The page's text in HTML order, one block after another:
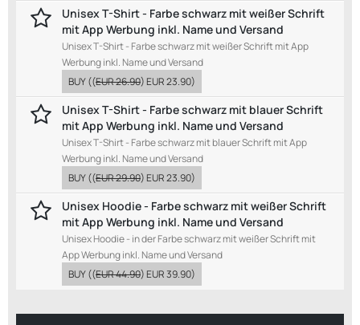
Unisex T-Shirt - Farbe schwarz mit weißer Schrift
mit App Werbung inkl. Name und Versand
Unisex T-Shirt - Farbe schwarz mit weißer Schrift mit App
Werbung inkl. Name und Versand
BUY((EUR 26.90)EUR 23.90)
Unisex T-Shirt - Farbe schwarz mit blauer Schrift
mit App Werbung inkl. Name und Versand
Unisex T-Shirt - Farbe schwarz mit blauer Schrift mit App
Werbung inkl. Name und Versand
BUY((EUR 29.90)EUR 23.90)
Unisex Hoodie - Farbe schwarz mit weißer Schrift
mit App Werbung inkl. Name und Versand
Unisex Hoodie - in der Farbe schwarz mit weißer Schrift mit
App Werbung inkl. Name und Versand
BUY((EUR 44.90)EUR 39.90)